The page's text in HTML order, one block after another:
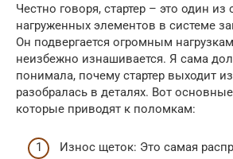
Честно говоря, стартер – это один из
нагруженных элементов в системе
Он подвергается огромным
неизбежно изнашивается. Я сама
понимала, почему стартер выходит
разобралась в деталях. Вот
которые приводят к поломкам:
Износ щеток: Это самая